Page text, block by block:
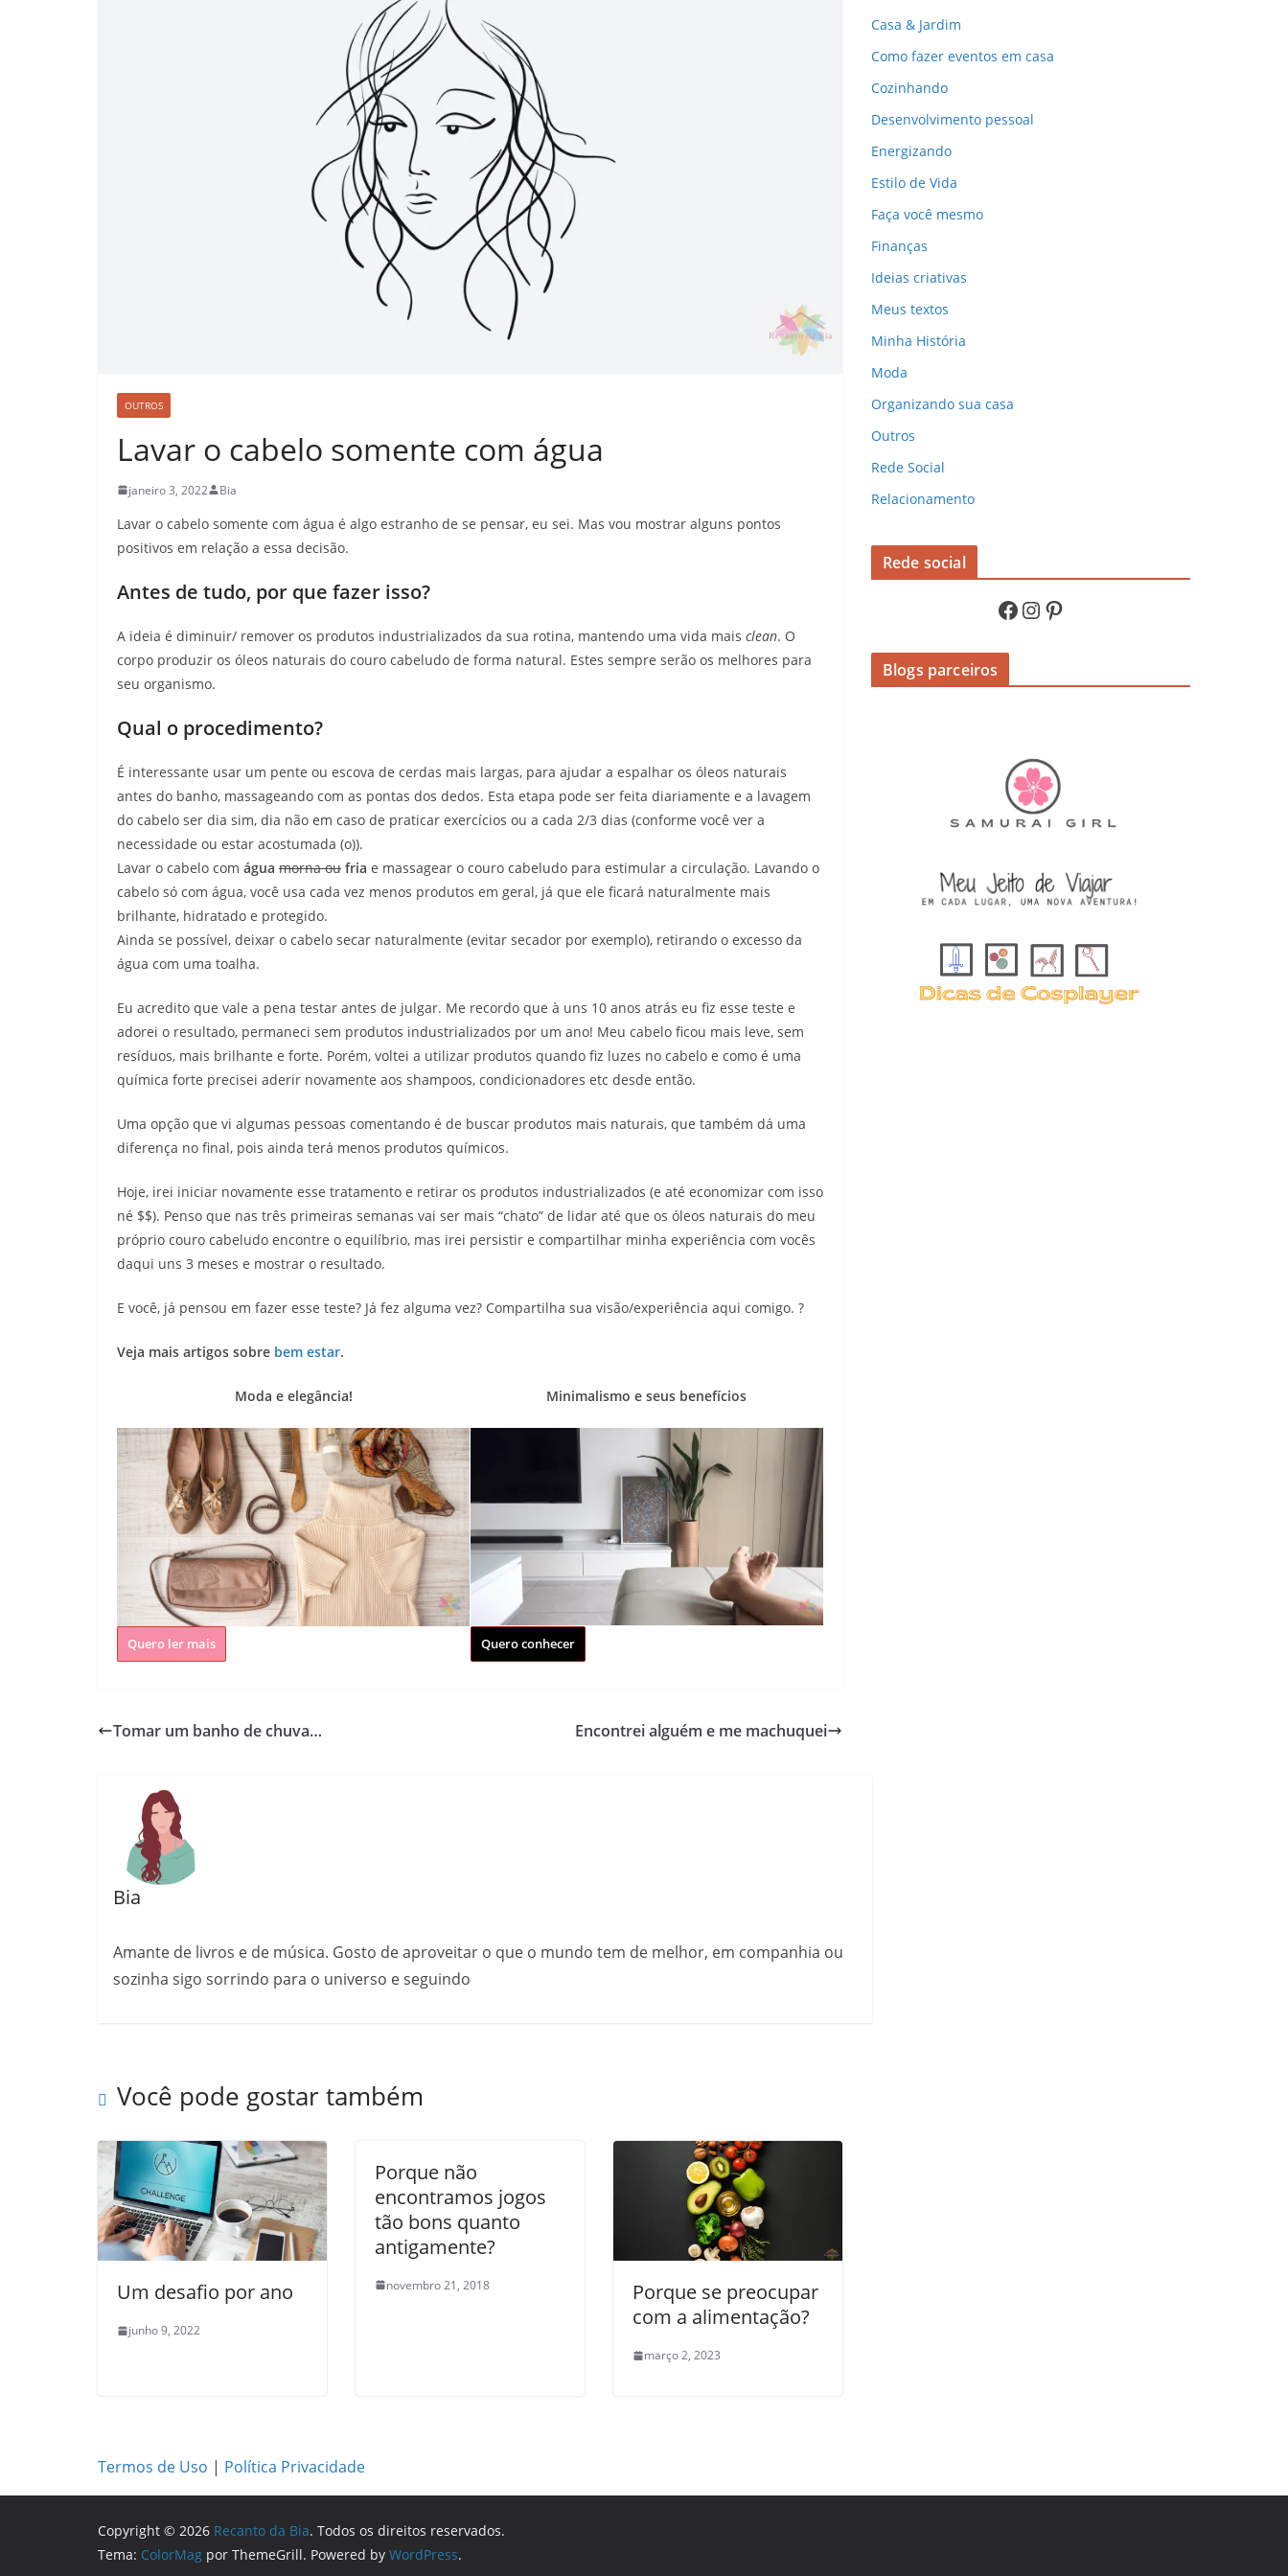
OUTROS
Lavar o cabelo somente com água
janeiro 3, 2022 Bia
Lavar o cabelo somente com água é algo estranho de se pensar, eu sei. Mas vou mostrar alguns pontos
positivos em relação a essa decisão.
Antes de tudo, por que fazer isso?
A ideia é diminuir/ remover os produtos industrializados da sua rotina, mantendo uma vida mais clean. O
corpo produzir os óleos naturais do couro cabeludo de forma natural. Estes sempre serão os melhores para
seu organismo.
Qual o procedimento?
É interessante usar um pente ou escova de cerdas mais largas, para ajudar a espalhar os óleos naturais
antes do banho, massageando com as pontas dos dedos. Esta etapa pode ser feita diariamente e a lavagem
do cabelo ser dia sim, dia não em caso de praticar exercícios ou a cada 2/3 dias (conforme você ver a
necessidade ou estar acostumada (o)).
Lavar o cabelo com água morna ou fria e massagear o couro cabeludo para estimular a circulação. Lavando o
cabelo só com água, você usa cada vez menos produtos em geral, já que ele ficará naturalmente mais
brilhante, hidratado e protegido.
Ainda se possível, deixar o cabelo secar naturalmente (evitar secador por exemplo), retirando o excesso da
água com uma toalha.
Eu acredito que vale a pena testar antes de julgar. Me recordo que à uns 10 anos atrás eu fiz esse teste e
adorei o resultado, permaneci sem produtos industrializados por um ano! Meu cabelo ficou mais leve, sem
resíduos, mais brilhante e forte. Porém, voltei a utilizar produtos quando fiz luzes no cabelo e como é uma
química forte precisei aderir novamente aos shampoos, condicionadores etc desde então.
Uma opção que vi algumas pessoas comentando é de buscar produtos mais naturais, que também dá uma
diferença no final, pois ainda terá menos produtos químicos.
Hoje, irei iniciar novamente esse tratamento e retirar os produtos industrializados (e até economizar com isso
né $$). Penso que nas três primeiras semanas vai ser mais “chato” de lidar até que os óleos naturais do meu
próprio couro cabeludo encontre o equilíbrio, mas irei persistir e compartilhar minha experiência com vocês
daqui uns 3 meses e mostrar o resultado.
E você, já pensou em fazer esse teste? Já fez alguma vez? Compartilha sua visão/experiência aqui comigo. ?
Veja mais artigos sobre bem estar.
Moda e elegância!
Quero ler mais
Minimalismo e seus benefícios
Quero conhecer
Tomar um banho de chuva… Encontrei alguém e me machuquei
Bia
Amante de livros e de música. Gosto de aproveitar o que o mundo tem de melhor, em companhia ou
sozinha sigo sorrindo para o universo e seguindo
Você pode gostar também
Um desafio por ano
junho 9, 2022
Porque não
encontramos jogos
tão bons quanto
antigamente?
novembro 21, 2018
Porque se preocupar
com a alimentação?
março 2, 2023
Casa & Jardim
Como fazer eventos em casa
Cozinhando
Desenvolvimento pessoal
Energizando
Estilo de Vida
Faça você mesmo
Finanças
Ideias criativas
Meus textos
Minha História
Moda
Organizando sua casa
Outros
Rede Social
Relacionamento
Rede social
Facebook InstagramPinterest
Blogs parceiros
Termos de Uso | Política Privacidade
Copyright © 2026 Recanto da Bia. Todos os direitos reservados.
Tema: ColorMag por ThemeGrill. Powered by WordPress.